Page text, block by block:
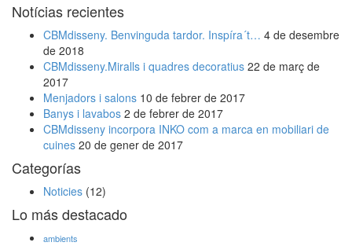
Notícias recientes
CBMdisseny. Benvinguda tardor. Inspíra´t… 4 de desembre
de 2018
CBMdisseny.Miralls i quadres decoratius 22 de març de
2017
Menjadors i salons 10 de febrer de 2017
Banys i lavabos 2 de febrer de 2017
CBMdisseny incorpora INKO com a marca en mobiliari de
cuines 20 de gener de 2017
Categorías
Noticies (12)
Lo más destacado
ambients